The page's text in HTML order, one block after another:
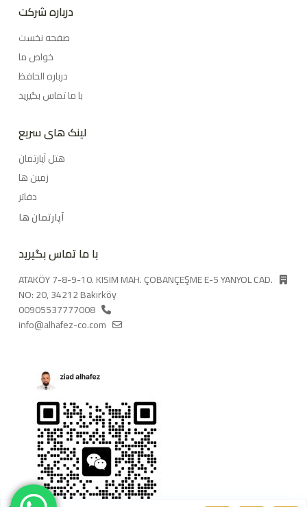
درباره شرکت
صفحه نخست
خواص ما
درباره الحافظ
با ما تماس بگیرید
لینک های سریع
هتل آپارتمان
زمین ها
دفاتر
آپارتمان ها
با ما تماس بگیرید
ATAKÖY 7-8-9-10. KISIM MAH. ÇOBANÇEŞME E-5 YANYOL CAD.
NO: 20, 34212 Bakırköy
00905537777008
info@alhafez-co.com